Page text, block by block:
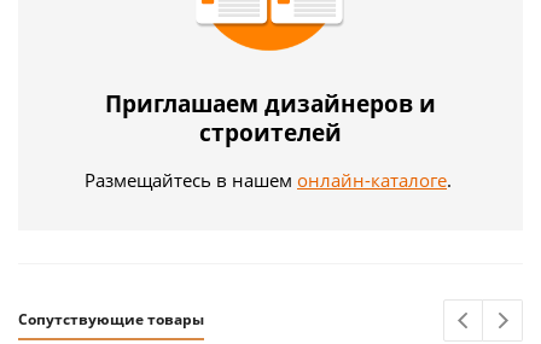
Приглашаем дизайнеров и
строителей
Размещайтесь в нашем онлайн-каталоге.
Сопутствующие товары